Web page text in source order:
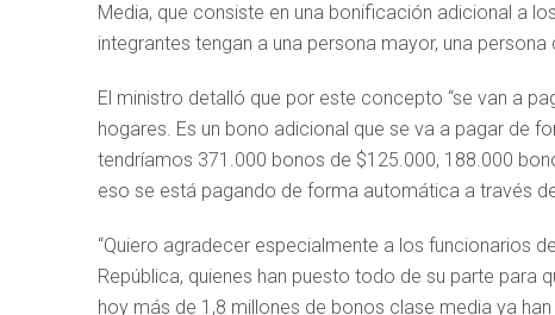
Media, que consiste en una bonificación adicional a
integrantes tengan a una persona mayor, una
El ministro detalló que por este concepto “se van a
hogares. Es un bono adicional que se va a pagar de
tendríamos 371.000 bonos de $125.000, 188.000
eso se está pagando de forma automática a través
“Quiero agradecer especialmente a los funcionarios
República, quienes han puesto todo de su parte para
hoy más de 1,8 millones de bonos clase media ya